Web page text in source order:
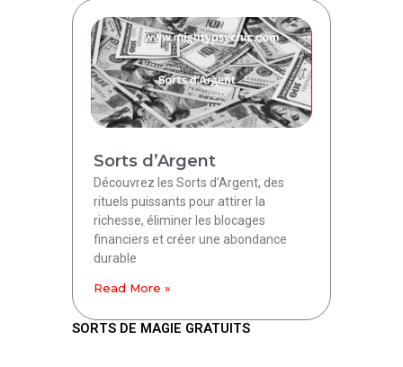
Sorts d’Argent
Découvrez les Sorts d’Argent, des
rituels puissants pour attirer la
richesse, éliminer les blocages
financiers et créer une abondance
durable
Read More »
SORTS DE MAGIE GRATUITS